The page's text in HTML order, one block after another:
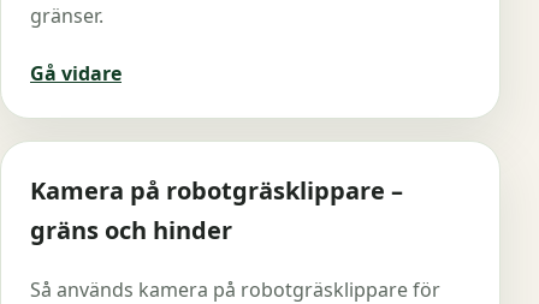
gränser.
Gå vidare
Kamera på robotgräsklippare –
gräns och hinder
Så används kamera på robotgräsklippare för